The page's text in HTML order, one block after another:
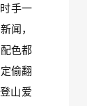
手一
闻，
色都
偷翻
山爱